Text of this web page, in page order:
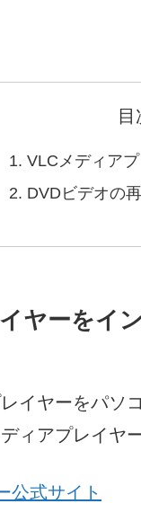
目
VLCメディア
DVDビデオの
ヤーをイ
イヤーをパソ
ィアプレイヤ
公式サイト